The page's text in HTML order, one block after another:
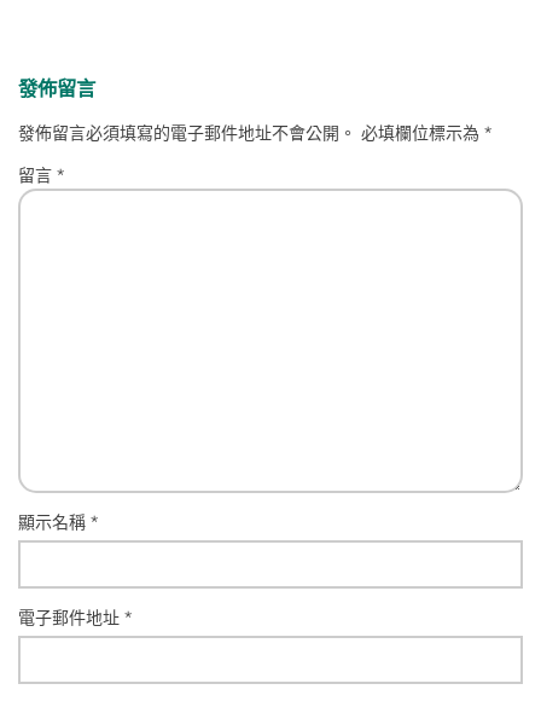
發佈留言
發佈留言必須填寫的電子郵件地址不會公開。 必填欄位標示為*
留言*
顯示名稱*
電子郵件地址*